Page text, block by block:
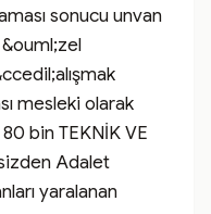
sonucu unvan
mesleki olarak
bin TEKNİK VE
Adalet
yaralanan